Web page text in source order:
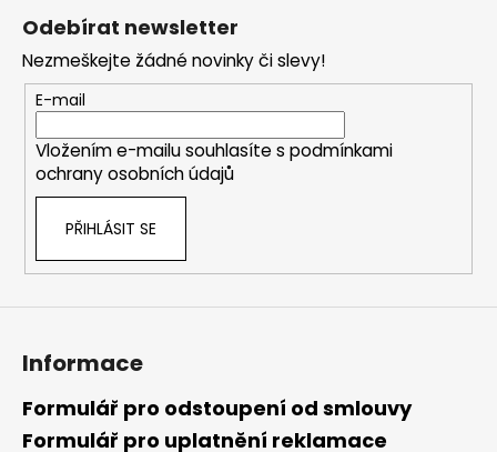
Odebírat newsletter
Nezmeškejte žádné novinky či slevy!
E-mail
Vložením e-mailu souhlasíte s podmínkami
ochrany osobních údajů
PŘIHLÁSIT SE
Informace
Formulář pro odstoupení od smlouvy
Formulář pro uplatnění reklamace